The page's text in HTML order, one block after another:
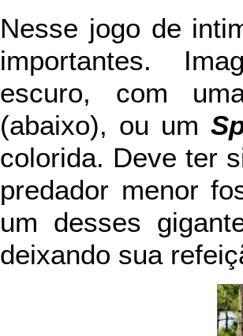
Nesse jogo de
importantes.
escuro, com
(abaixo), ou um
colorida. Deve ter
predador menor
um desses
deixando sua